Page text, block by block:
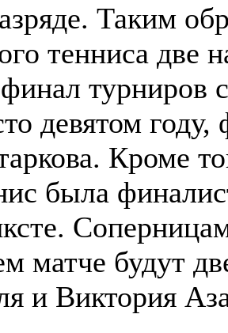
Таким
тенниса две
турниров
девятом
Кроме
была
матче будут
и Виктория